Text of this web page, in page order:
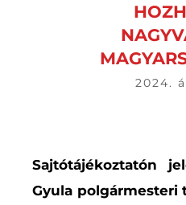
2024.
Sajtótájékoztatón
Gyula polgármesteri